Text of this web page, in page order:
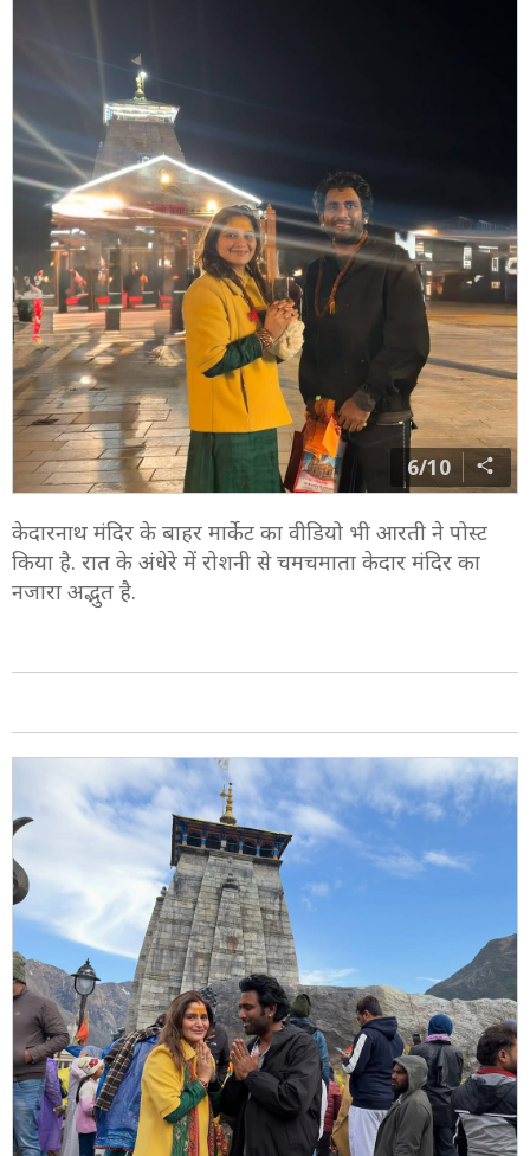
6/10
केदारनाथ मंदिर के बाहर मार्केट का वीडियो भी आरती ने पोस्ट
किया है. रात के अंधेरे में रोशनी से चमचमाता केदार मंदिर का
नजारा अद्भुत है.